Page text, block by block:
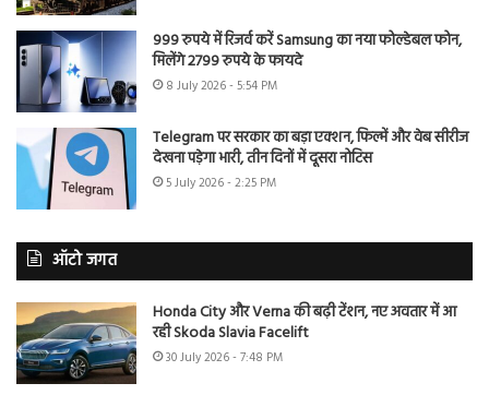
999 रुपये में रिजर्व करें Samsung का नया फोल्डेबल फोन,
मिलेंगे 2799 रुपये के फायदे
8 July 2026 - 5:54 PM
Telegram पर सरकार का बड़ा एक्शन, फिल्में और वेब सीरीज
देखना पड़ेगा भारी, तीन दिनों में दूसरा नोटिस
5 July 2026 - 2:25 PM
ऑटो जगत
Honda City और Verna की बढ़ी टेंशन, नए अवतार में आ
रही Skoda Slavia Facelift
30 July 2026 - 7:48 PM